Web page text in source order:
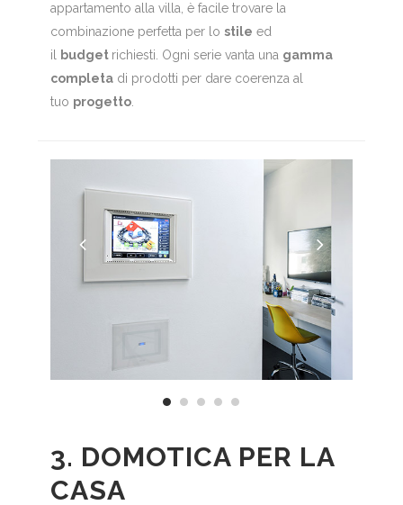
appartamento alla villa, è facile trovare la
combinazione perfetta per lo stile ed
il budget richiesti. Ogni serie vanta una gamma
completadi prodotti per dare coerenza al
tuo progetto.
3. DOMOTICA PER LA
CASA